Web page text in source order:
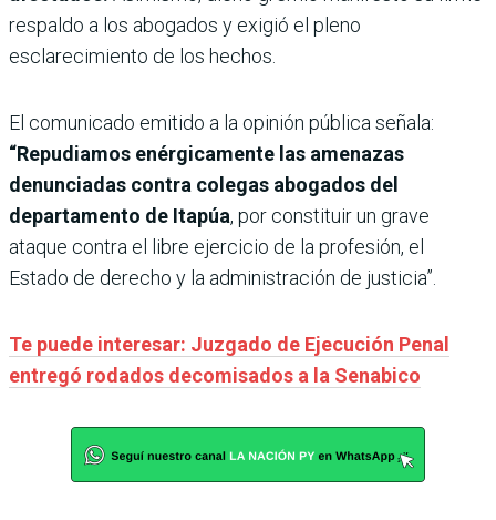
respaldo a los abogados y exigió el pleno
esclarecimiento de los hechos.
El comunicado emitido a la opinión pública señala:
“Repudiamos enérgicamente las amenazas
denunciadas contra colegas abogados del
departamento de Itapúa, por constituir un grave
ataque contra el libre ejercicio de la profesión, el
Estado de derecho y la administración de justicia”.
Te puede interesar: Juzgado de Ejecución Penal
entregó rodados decomisados a la Senabico